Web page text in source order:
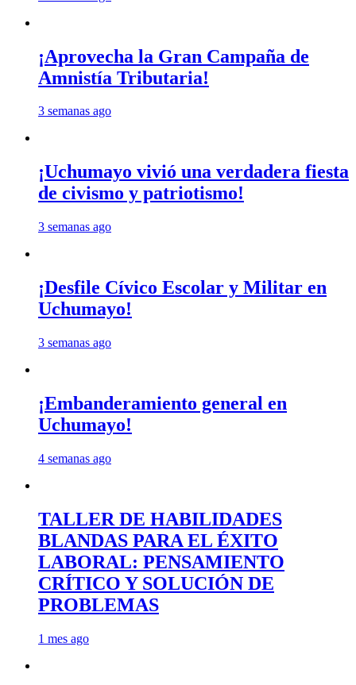
¡Aprovecha la Gran Campaña de
Amnistía Tributaria!
3 semanas ago
¡Uchumayo vivió una verdadera fiesta
de civismo y patriotismo!
3 semanas ago
¡Desfile Cívico Escolar y Militar en
Uchumayo!
3 semanas ago
¡Embanderamiento general en
Uchumayo!
4 semanas ago
TALLER DE HABILIDADES
BLANDAS PARA EL ÉXITO
LABORAL: PENSAMIENTO
CRÍTICO Y SOLUCIÓN DE
PROBLEMAS
1 mes ago